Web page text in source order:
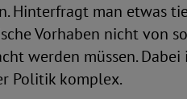
Hinterfragt man etwas
Vorhaben nicht von
werden müssen.
Politik komplex.